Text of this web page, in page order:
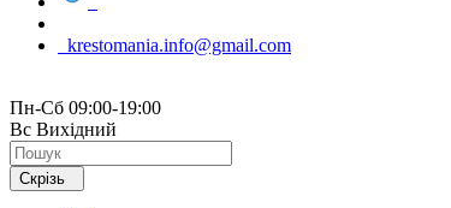
krestomania.info@gmail.com
Пн-Сб 09:00-19:00
Вс Вихідний
Скрізь